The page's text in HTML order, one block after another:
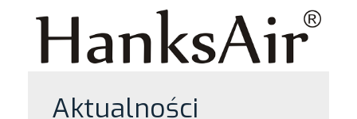
Aktualności